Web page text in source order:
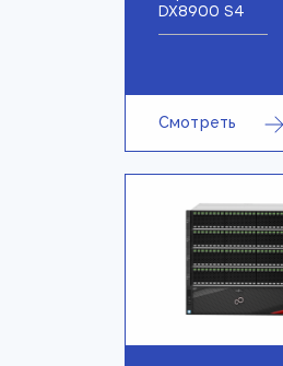
DX8900 S4
Смотреть